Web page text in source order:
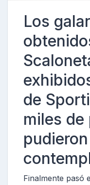
Los
de
miles de
pudieron
Finalmente pasó